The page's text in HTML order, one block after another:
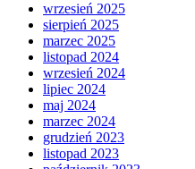
wrzesień 2025
sierpień 2025
marzec 2025
listopad 2024
wrzesień 2024
lipiec 2024
maj 2024
marzec 2024
grudzień 2023
listopad 2023